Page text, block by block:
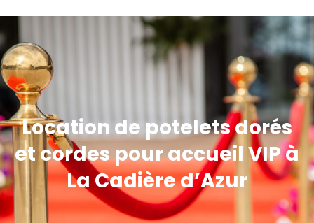
Location de potelets dorés
et cordes pour accueil VIP à
La Cadière d’Azur